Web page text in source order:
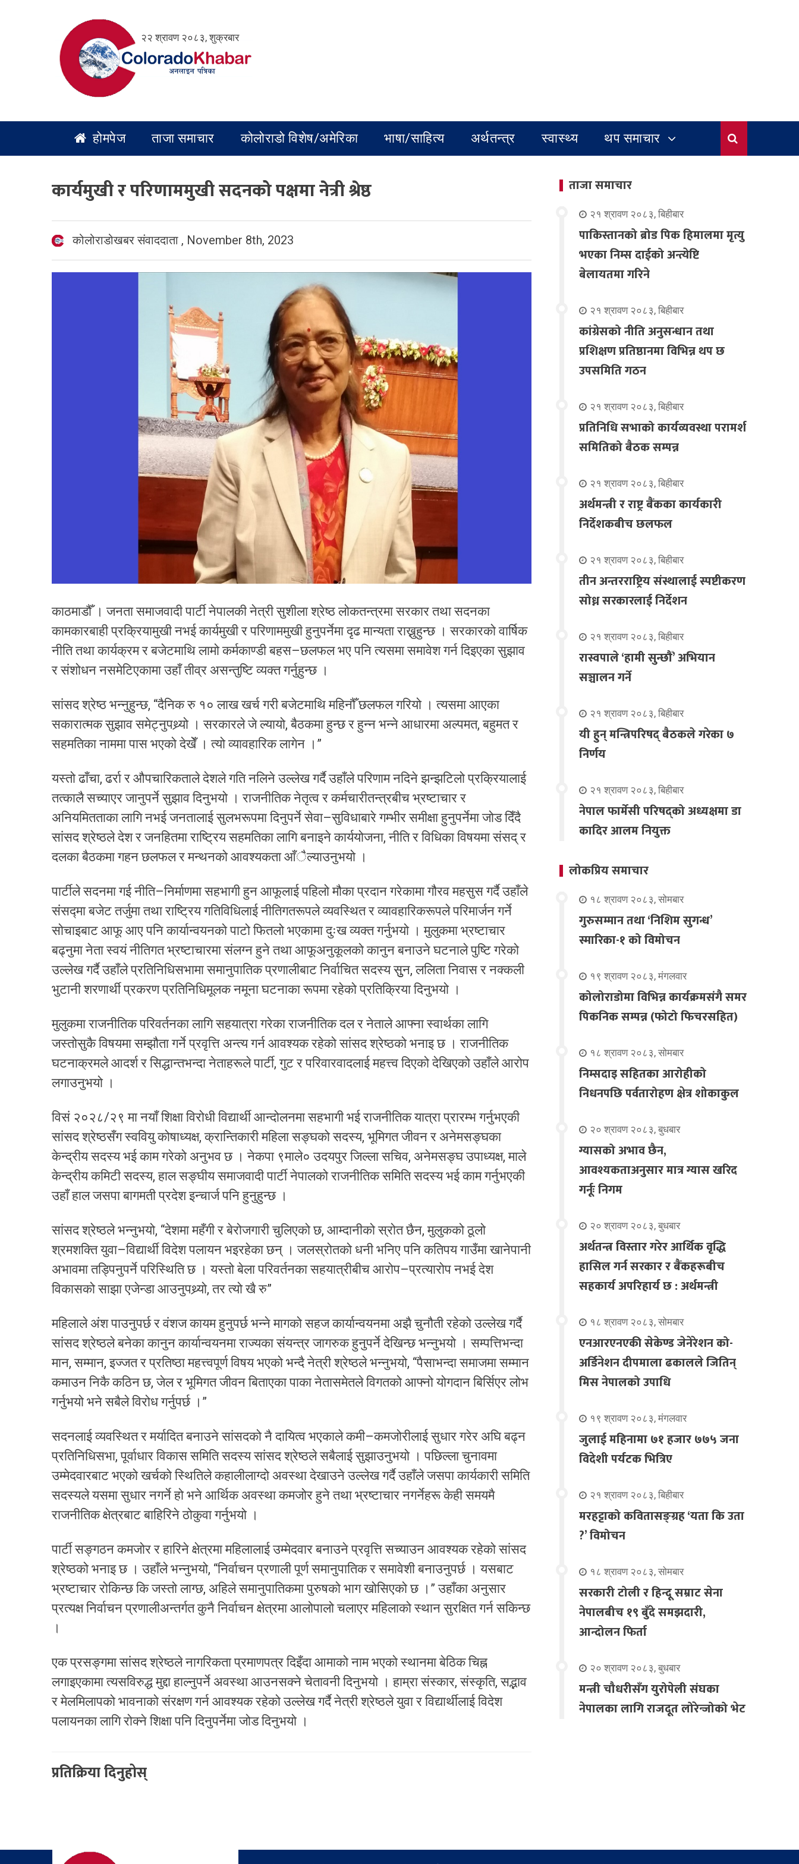
२२ श्रावण २०८३, शुक्रबार
होमपेज ताजा समाचार कोलोराडो विशेष/अमेरिका भाषा/साहित्य अर्थतन्त्र स्वास्थ्य थप समाचार
कार्यमुखी र परिणाममुखी सदनको पक्षमा नेत्री श्रेष्ठ
कोलोराडोखबर संवाददाता , November 8th, 2023
काठमाडौँ । जनता समाजवादी पार्टी नेपालकी नेत्री सुशीला श्रेष्ठ लोकतन्त्रमा सरकार तथा सदनका
कामकारबाही प्रक्रियामुखी नभई कार्यमुखी र परिणाममुखी हुनुपर्नेमा दृढ मान्यता राख्नुहुन्छ । सरकारको वार्षिक
नीति तथा कार्यक्रम र बजेटमाथि लामो कर्मकाण्डी बहस–छलफल भए पनि त्यसमा समावेश गर्न दिइएका सुझाव
र संशोधन नसमेटिएकामा उहाँ तीव्र असन्तुष्टि व्यक्त गर्नुहुन्छ ।
सांसद श्रेष्ठ भन्नुहुन्छ, “दैनिक रु १० लाख खर्च गरी बजेटमाथि महिनौँ छलफल गरियो । त्यसमा आएका
सकारात्मक सुझाव समेट्नुपथ्र्यो । सरकारले जे ल्यायो, बैठकमा हुन्छ र हुन्न भन्ने आधारमा अल्पमत, बहुमत र
सहमतिका नाममा पास भएको देखेँ । त्यो व्यावहारिक लागेन ।”
यस्तो ढाँचा, ढर्रा र औपचारिकताले देशले गति नलिने उल्लेख गर्दै उहाँले परिणाम नदिने झन्झटिलो प्रक्रियालाई
तत्कालै सच्याएर जानुपर्ने सुझाव दिनुभयो । राजनीतिक नेतृत्व र कर्मचारीतन्त्रबीच भ्रष्टाचार र
अनियमितताका लागि नभई जनतालाई सुलभरूपमा दिनुपर्ने सेवा–सुविधाबारे गम्भीर समीक्षा हुनुपर्नेमा जोड दिँदै
सांसद श्रेष्ठले देश र जनहितमा राष्ट्रिय सहमतिका लागि बनाइने कार्ययोजना, नीति र विधिका विषयमा संसद् र
दलका बैठकमा गहन छलफल र मन्थनको आवश्यकता आँैल्याउनुभयो ।
पार्टीले सदनमा गई नीति–निर्माणमा सहभागी हुन आफूलाई पहिलो मौका प्रदान गरेकामा गौरव महसुस गर्दै उहाँले
संसद्मा बजेट तर्जुमा तथा राष्ट्रिय गतिविधिलाई नीतिगतरूपले व्यवस्थित र व्यावहारिकरूपले परिमार्जन गर्ने
सोचाइबाट आफू आए पनि कार्यान्वयनको पाटो फितलो भएकामा दुःख व्यक्त गर्नुभयो । मुलुकमा भ्रष्टाचार
बढ्नुमा नेता स्वयं नीतिगत भ्रष्टाचारमा संलग्न हुने तथा आफूअनुकूलको कानुन बनाउने घटनाले पुष्टि गरेको
उल्लेख गर्दै उहाँले प्रतिनिधिसभामा समानुपातिक प्रणालीबाट निर्वाचित सदस्य सुुन, ललिता निवास र नक्कली
भुटानी शरणार्थी प्रकरण प्रतिनिधिमूलक नमूना घटनाका रूपमा रहेको प्रतिक्रिया दिनुभयो ।
मुलुकमा राजनीतिक परिवर्तनका लागि सहयात्रा गरेका राजनीतिक दल र नेताले आफ्ना स्वार्थका लागि
जस्तोसुकै विषयमा सम्झौता गर्ने प्रवृत्ति अन्त्य गर्न आवश्यक रहेको सांसद श्रेष्ठको भनाइ छ । राजनीतिक
घटनाक्रमले आदर्श र सिद्धान्तभन्दा नेताहरूले पार्टी, गुट र परिवारवादलाई महत्त्व दिएको देखिएको उहाँले आरोप
लगाउनुभयो ।
विसं २०२८/२९ मा नयाँ शिक्षा विरोधी विद्यार्थी आन्दोलनमा सहभागी भई राजनीतिक यात्रा प्रारम्भ गर्नुभएकी
सांसद श्रेष्ठसँग स्ववियु कोषाध्यक्ष, क्रान्तिकारी महिला सङ्घको सदस्य, भूमिगत जीवन र अनेमसङ्घका
केन्द्रीय सदस्य भई काम गरेको अनुभव छ । नेकपा ९माले० उदयपुर जिल्ला सचिव, अनेमसङ्घ उपाध्यक्ष, माले
केन्द्रीय कमिटी सदस्य, हाल सङ्घीय समाजवादी पार्टी नेपालको राजनीतिक समिति सदस्य भई काम गर्नुभएकी
उहाँ हाल जसपा बागमती प्रदेश इन्चार्ज पनि हुनुहुन्छ ।
सांसद श्रेष्ठले भन्नुभयो, “देशमा महँगी र बेरोजगारी चुलिएको छ, आम्दानीको स्रोत छैन, मुलुकको ठूलो
श्रमशक्ति युवा–विद्यार्थी विदेश पलायन भइरहेका छन् । जलस्रोतको धनी भनिए पनि कतिपय गाउँमा खानेपानी
अभावमा तड्पिनुपर्ने परिस्थिति छ । यस्तो बेला परिवर्तनका सहयात्रीबीच आरोप–प्रत्यारोप नभई देश
विकासको साझा एजेन्डा आउनुपथ्र्यो, तर त्यो खै रु”
महिलाले अंश पाउनुपर्छ र वंशज कायम हुनुपर्छ भन्ने मागको सहज कार्यान्वयनमा अझै चुनौती रहेको उल्लेख गर्दै
सांसद श्रेष्ठले बनेका कानुन कार्यान्वयनमा राज्यका संयन्त्र जागरुक हुनुपर्ने देखिन्छ भन्नुभयो । सम्पत्तिभन्दा
मान, सम्मान, इज्जत र प्रतिष्ठा महत्त्वपूर्ण विषय भएको भन्दै नेत्री श्रेष्ठले भन्नुभयो, “पैसाभन्दा समाजमा सम्मान
कमाउन निकै कठिन छ, जेल र भूमिगत जीवन बिताएका पाका नेतासमेतले विगतको आफ्नो योगदान बिर्सिएर लोभ
गर्नुभयो भने सबैले विरोध गर्नुपर्छ ।”
सदनलाई व्यवस्थित र मर्यादित बनाउने सांसदको नै दायित्व भएकाले कमी–कमजोरीलाई सुधार गरेर अघि बढ्न
प्रतिनिधिसभा, पूर्वाधार विकास समिति सदस्य सांसद श्रेष्ठले सबैलाई सुझाउनुभयो । पछिल्ला चुनावमा
उम्मेदवारबाट भएको खर्चको स्थितिले कहालीलाग्दो अवस्था देखाउने उल्लेख गर्दै उहाँले जसपा कार्यकारी समिति
सदस्यले यसमा सुधार नगर्ने हो भने आर्थिक अवस्था कमजोर हुने तथा भ्रष्टाचार नगर्नेहरू केही समयमै
राजनीतिक क्षेत्रबाट बाहिरिने ठोकुवा गर्नुभयो ।
पार्टी सङ्गठन कमजोर र हारिने क्षेत्रमा महिलालाई उम्मेदवार बनाउने प्रवृत्ति सच्याउन आवश्यक रहेको सांसद
श्रेष्ठको भनाइ छ । उहाँले भन्नुभयो, “निर्वाचन प्रणाली पूर्ण समानुपातिक र समावेशी बनाउनुपर्छ । यसबाट
भ्रष्टाचार रोकिन्छ कि जस्तो लाग्छ, अहिले समानुपातिकमा पुरुषको भाग खोसिएको छ ।” उहाँका अनुसार
प्रत्यक्ष निर्वाचन प्रणालीअन्तर्गत कुनै निर्वाचन क्षेत्रमा आलोपालो चलाएर महिलाको स्थान सुरक्षित गर्न सकिन्छ
।
एक प्रसङ्गमा सांसद श्रेष्ठले नागरिकता प्रमाणपत्र दिइँदा आमाको नाम भएको स्थानमा बेठिक चिह्न
लगाइएकामा त्यसविरुद्ध मुद्दा हाल्नुपर्ने अवस्था आउनसक्ने चेतावनी दिनुभयो । हाम्रा संस्कार, संस्कृति, सद्भाव
र मेलमिलापको भावनाको संरक्षण गर्न आवश्यक रहेको उल्लेख गर्दै नेत्री श्रेष्ठले युवा र विद्यार्थीलाई विदेश
पलायनका लागि रोक्ने शिक्षा पनि दिनुपर्नेमा जोड दिनुभयो ।
प्रतिक्रिया दिनुहोस्
ताजा समाचार
२१ श्रावण २०८३, बिहीबार
पाकिस्तानको ब्रोड पिक हिमालमा मृत्यु
भएका निम्स दाईको अन्त्येष्टि
बेलायतमा गरिने
२१ श्रावण २०८३, बिहीबार
कांग्रेसको नीति अनुसन्धान तथा
प्रशिक्षण प्रतिष्ठानमा विभिन्न थप छ
उपसमिति गठन
२१ श्रावण २०८३, बिहीबार
प्रतिनिधि सभाको कार्यव्यवस्था परामर्श
समितिको बैठक सम्पन्न
२१ श्रावण २०८३, बिहीबार
अर्थमन्त्री र राष्ट्र बैंकका कार्यकारी
निर्देशकबीच छलफल
२१ श्रावण २०८३, बिहीबार
तीन अन्तरराष्ट्रिय संस्थालाई स्पष्टीकरण
सोध्न सरकारलाई निर्देशन
२१ श्रावण २०८३, बिहीबार
रास्वपाले ‘हामी सुन्छौँ’ अभियान
सञ्चालन गर्ने
२१ श्रावण २०८३, बिहीबार
यी हुन् मन्त्रिपरिषद् बैठकले गरेका ७
निर्णय
२१ श्रावण २०८३, बिहीबार
नेपाल फार्मेसी परिषद्को अध्यक्षमा डा
कादिर आलम नियुक्त
लोकप्रिय समाचार
१८ श्रावण २०८३, सोमबार
गुरुसम्मान तथा ‘निशिम सुगन्ध’
स्मारिका-१ को विमोचन
१९ श्रावण २०८३, मंगलवार
कोलोराडोमा विभिन्न कार्यक्रमसंगै समर
पिकनिक सम्पन्न (फोटो फिचरसहित)
१८ श्रावण २०८३, सोमबार
निम्सदाइ सहितका आरोहीको
निधनपछि पर्वतारोहण क्षेत्र शोकाकुल
२० श्रावण २०८३, बुधबार
ग्यासको अभाव छैन,
आवश्यकताअनुसार मात्र ग्यास खरिद
गर्नूः निगम
२० श्रावण २०८३, बुधबार
अर्थतन्त्र विस्तार गरेर आर्थिक वृद्धि
हासिल गर्न सरकार र बैंकहरूबीच
सहकार्य अपरिहार्य छ : अर्थमन्त्री
१८ श्रावण २०८३, सोमबार
एनआरएनएकी सेकेण्ड जेनेरेशन को-
अर्डिनेशन दीपमाला ढकालले जितिन्
मिस नेपालको उपाधि
१९ श्रावण २०८३, मंगलवार
जुलाई महिनामा ७१ हजार ७७५ जना
विदेशी पर्यटक भित्रिए
२१ श्रावण २०८३, बिहीबार
मरहट्टाको कवितासङ्ग्रह ‘यता कि उता
?’ विमोचन
१८ श्रावण २०८३, सोमबार
सरकारी टोली र हिन्दू सम्राट सेना
नेपालबीच १९ बुँदे समझदारी,
आन्दोलन फिर्ता
२० श्रावण २०८३, बुधबार
मन्त्री चौधरीसँग युरोपेली संघका
नेपालका लागि राजदूत लोरेन्जोको भेट